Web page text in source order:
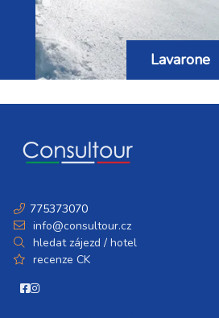
Lavarone
775373070
info@consultour.cz
hledat zájezd / hotel
recenze CK